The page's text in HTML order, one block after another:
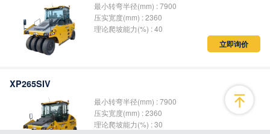
最小转弯半径(mm) : 7900
压实宽度(mm) : 2360
理论爬坡能力(%) : 40
立即询价
XP265SIV
最小转弯半径(mm) : 7900
压实宽度(mm) : 2360
理论爬坡能力(%) : 30